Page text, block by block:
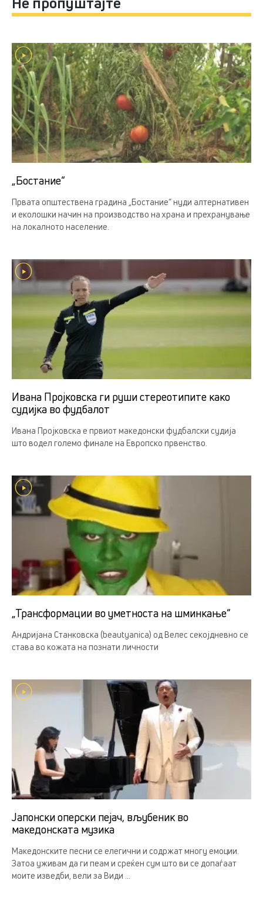
„Бостание“
Првата општествена градина „Бостание“ нуди алтернативен
и еколошки начин на производство на храна и прехранување
на локалното население.
Ивана Пројковска ги руши стереотипите како
судијка во фудбалот
Ивана Пројковска е првиот македонски фудбалски судија
што водел големо финале на Европско првенство.
„Трансформации во уметноста на шминкање“
Андријана Станковска (beautyanica) од Велес секојдневно се
става во кожата на познати личности
Јапонски оперски пејач, вљубеник во
македонската музика
Македонските песни се елегични и содржат многу емоции.
Затоа уживам да ги пеам и среќен сум што ви се допаѓаат
моите изведби, вели за Види ...